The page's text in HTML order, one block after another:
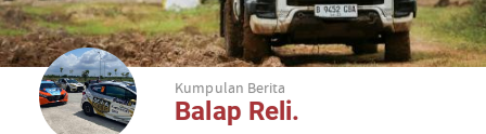
Kumpulan Berita
Balap Reli.